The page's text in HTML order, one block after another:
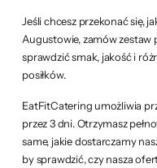
Jeśli chcesz przekonać się,
Augustowie, zamów zestaw
sprawdzić smak, jakość i
posiłków.
EatFitCatering umożliwia
przez 3 dni. Otrzymasz
same, jakie dostarczamy
by sprawdzić, czy nasza